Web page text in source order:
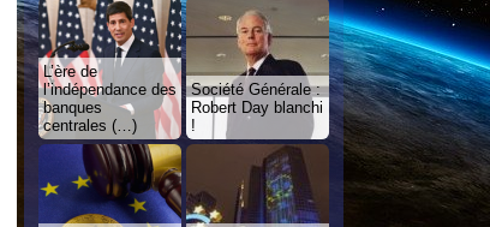
L’ère de
l’indépendance des
banques
centrales (…)
Société Générale :
Robert Day blanchi
!